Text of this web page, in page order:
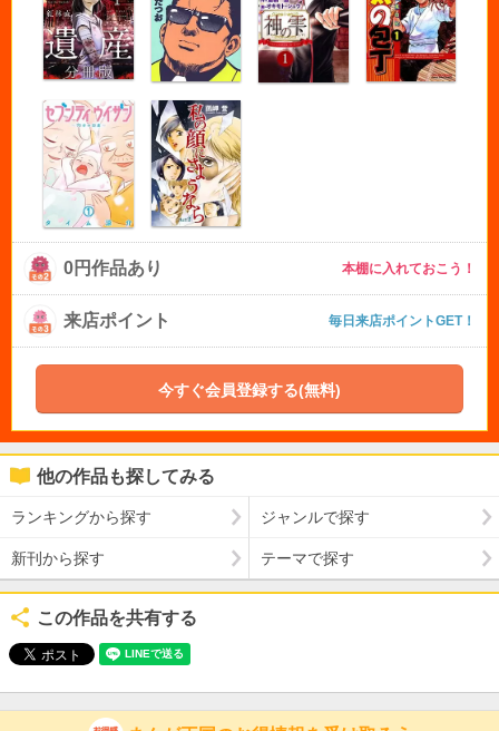
0円作品あり 本棚に入れておこう！
来店ポイント 毎日来店ポイントGET！
今すぐ会員登録する(無料)
他の作品も探してみる
ランキングから探す ジャンルで探す
新刊から探す テーマで探す
この作品を共有する